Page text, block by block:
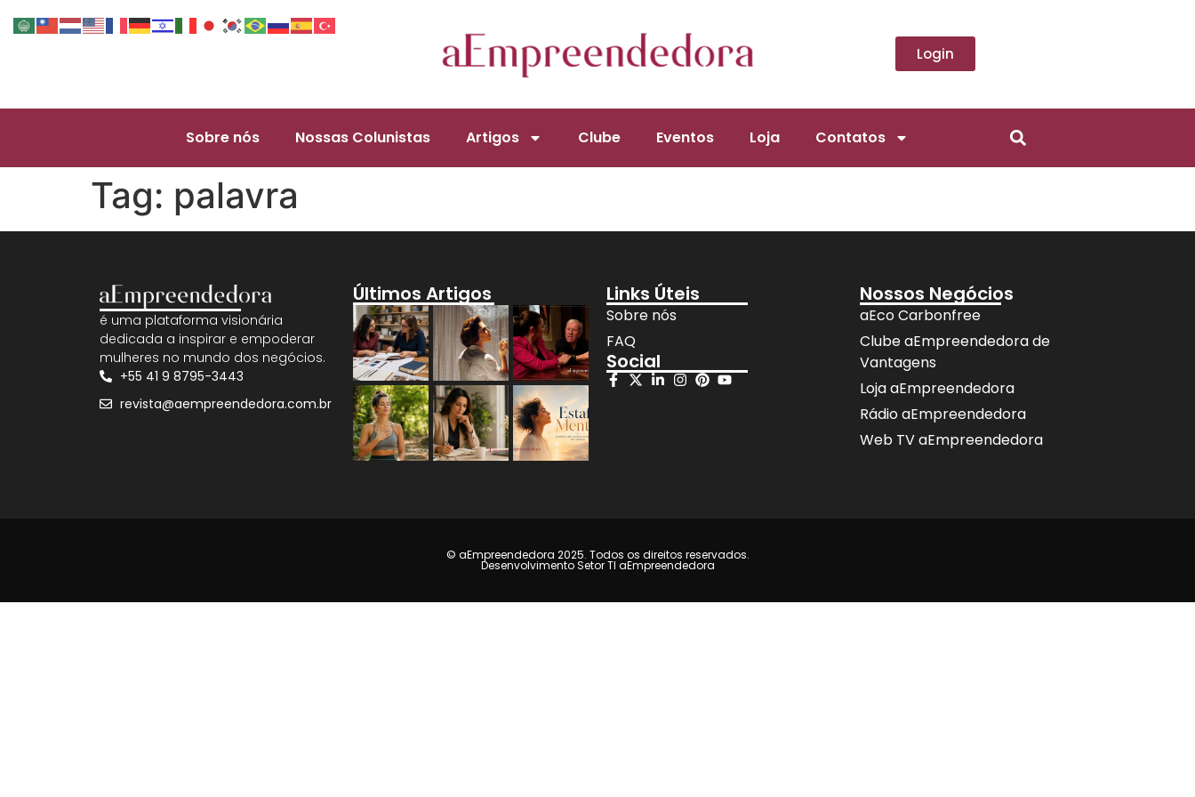
Login
Sobre nós Nossas Colunistas Artigos Clube Eventos Loja Contatos
Tag: palavra
é uma plataforma visionária
dedicada a inspirar e empoderar
mulheres no mundo dos negócios.
+55 41 9 8795-3443
revista@aempreendedora.com.br
Últimos Artigos Links Úteis
Sobre nós
FAQ
Social
Nossos Negócios
aEco Carbonfree
Clube aEmpreendedora de
Vantagens
Loja aEmpreendedora
Rádio aEmpreendedora
Web TV aEmpreendedora
© aEmpreendedora 2025. Todos os direitos reservados.
Desenvolvimento Setor TI aEmpreendedora